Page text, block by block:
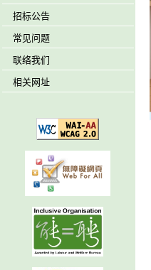
招标公告
常见问题
联络我们
相关网址